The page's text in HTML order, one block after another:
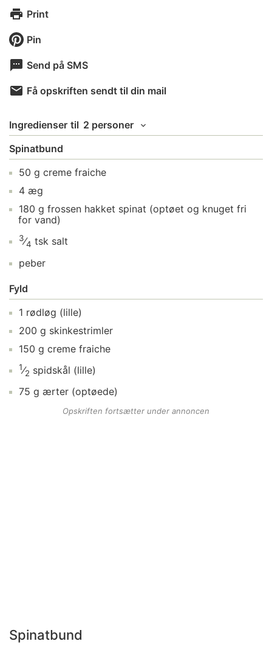
Print
Pin
Send på SMS
Få opskriften sendt til din mail
Ingredienser til 2 personer
Spinatbund
50 g creme fraiche
4 æg
180 g frossen hakket spinat (optøet og knuget fri
for vand)
3⁄4 tsk salt
peber
Fyld
1 rødløg (lille)
200 g skinkestrimler
150 g creme fraiche
1⁄2 spidskål (lille)
75 g ærter (optøede)
Opskriften fortsætter under annoncen
Spinatbund